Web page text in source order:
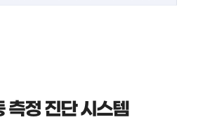
측정 진단 시스템